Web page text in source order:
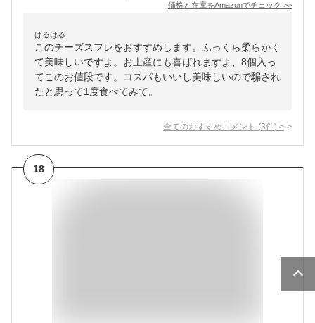
価格と在庫をAmazonでチェック >>
はるはる
このチーズスフレをおすすめします。ふっくら柔らかく
て美味しいですよ。お土産にも喜ばれますよ、8個入っ
てこのお値段です。コスパもいいし美味しいので騙され
たと思って1度食べてみて。
全てのおすすめコメント (3件) >
18